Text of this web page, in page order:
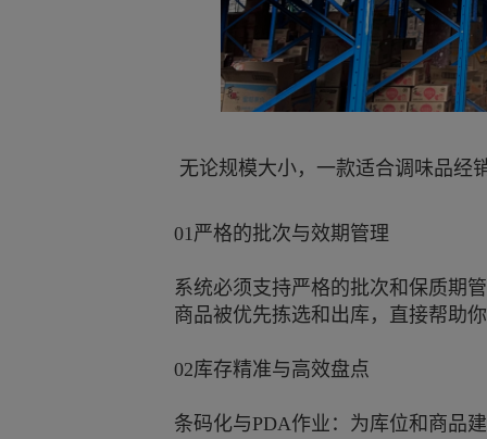
无论规模大小，一款适合调味品经
01严格的批次与效期管理
系统必须支持严格的批次和保质期
商品被优先拣选和出库，直接帮助
02库存精准与高效盘点
条码化与PDA作业：为库位和商品